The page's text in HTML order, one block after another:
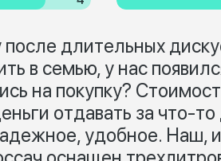
длительных
в семью, у нас
на покупку?
отдавать за что-
удобное. Наш,